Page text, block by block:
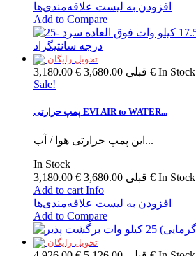
افزودن به لیست علاقه‌مندی‌ها
Add to Compare
تحویل رایگان
3,180.00 € قبلی 3,680.00 € In Stock
Sale!
پمپ حرارتی EVI AIR to WATER...
این پمپ حرارتی هوا / آب...
In Stock
3,180.00 €
قبلی 3,680.00 € In Stock
Add to cart Info
افزودن به لیست علاقه‌مندی‌ها
Add to Compare
تحویل رایگان